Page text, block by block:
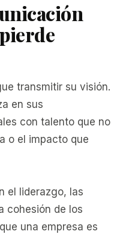
transmitir su visión.
en sus
con talento que no
o el impacto que
el liderazgo, las
cohesión de los
una empresa es